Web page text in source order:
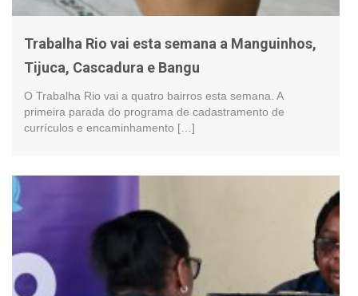
Trabalha Rio vai esta semana a Manguinhos,
Tijuca, Cascadura e Bangu
O Trabalha Rio vai a quatro bairros esta semana. A
primeira parada do programa de cadastramento de
currículos e encaminhamento […]